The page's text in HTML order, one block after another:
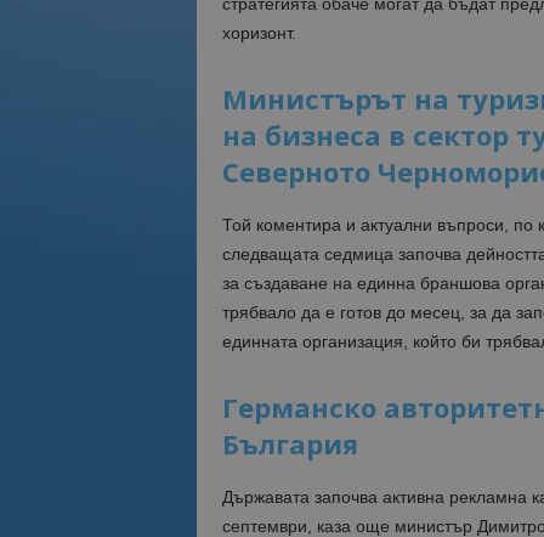
хоризонт.
Министърът на
на бизнеса в сектор
Северното
Той коментира и актуални въпроси, по
следващата седмица започва
за създаване на единна браншова
трябвало да е готов до месец, за да
единната организация, който би
Германско
България
Държавата започва активна рекламна
септември, каза още министър